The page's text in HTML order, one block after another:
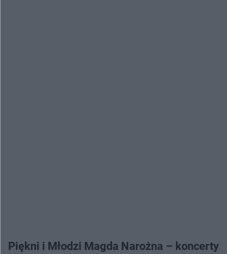
Piękni i Młodzi Magda Narożna – koncerty